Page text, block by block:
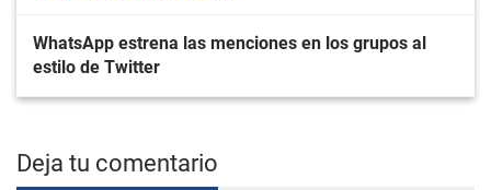
WhatsApp estrena las menciones en los grupos al
estilo de Twitter
Deja tu comentario